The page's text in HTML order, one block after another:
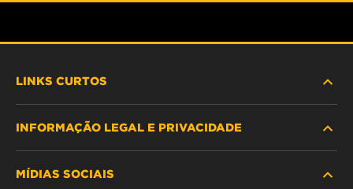
LINKS CURTOS
ONDE COMPRAR
INFORMAÇÃO LEGAL E PRIVACIDADE
MÍDIAS SOCIAIS